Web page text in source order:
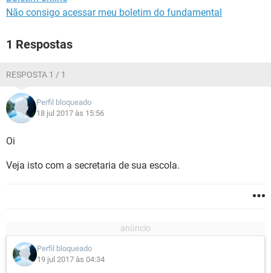
Não consigo acessar meu boletim do fundamental
1 Respostas
RESPOSTA 1 / 1
Perfil bloqueado
18 jul 2017 às 15:56
Oi
Veja isto com a secretaria de sua escola.
Perfil bloqueado
19 jul 2017 às 04:34